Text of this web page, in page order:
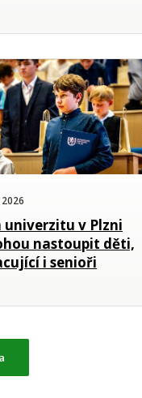
univerzitu v Plzni
nastoupit děti,
i senioři